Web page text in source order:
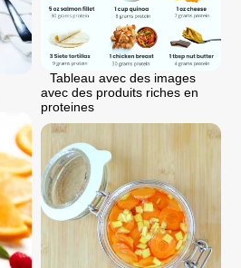
Tableau avec des images
avec des produits riches en
proteines